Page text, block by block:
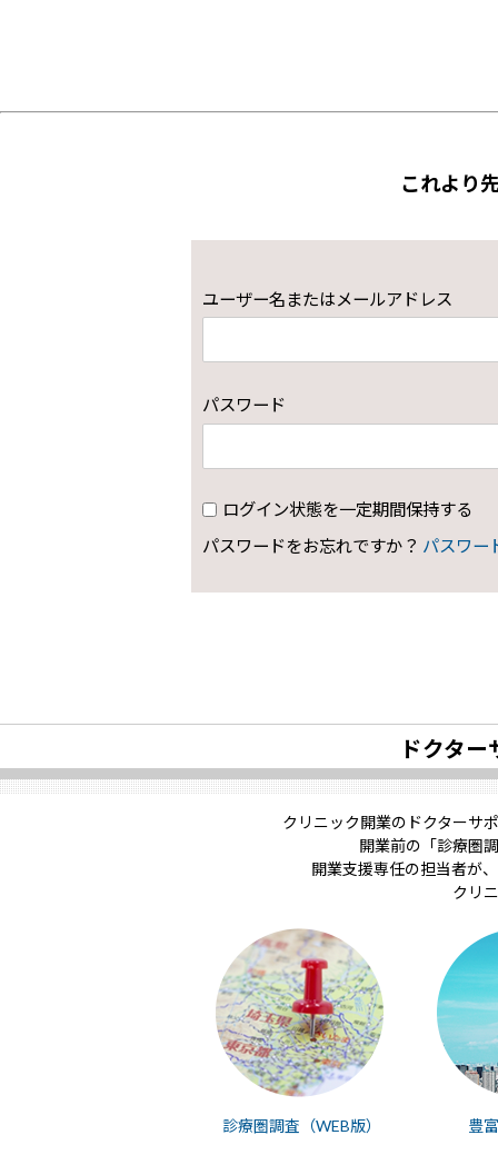
これより
ユーザー名またはメールアドレス
パスワード
ログイン状態を一定期間保持する
パスワードをお忘れですか？ パスワー
ドクタ
クリニック開業のドクターサ
開業前の「診療圏
開業支援専任の担当者が
クリ
診療圏調査（WEB版） 豊